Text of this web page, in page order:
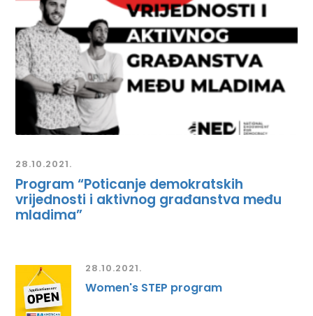
28.10.2021.
Program “Poticanje demokratskih
vrijednosti i aktivnog građanstva među
mladima”
28.10.2021.
Women's STEP program